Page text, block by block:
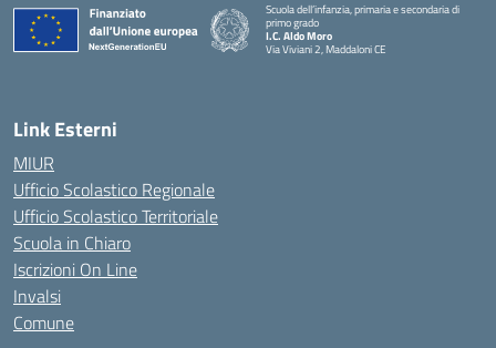
Scuola dell’infanzia, primaria e secondaria di
primo grado
I.C. Aldo Moro
Via Viviani 2, Maddaloni CE
Link Esterni
MIUR
Ufficio Scolastico Regionale
Ufficio Scolastico Territoriale
Scuola in Chiaro
Iscrizioni On Line
Invalsi
Comune